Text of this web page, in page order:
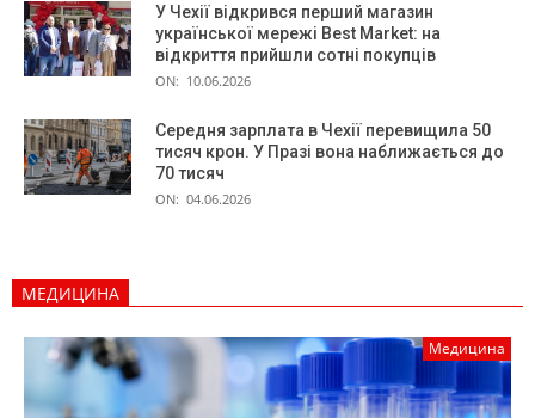
У Чехії відкрився перший магазин
української мережі Best Market: на
відкриття прийшли сотні покупців
ON: 10.06.2026
Середня зарплата в Чехії перевищила 50
тисяч крон. У Празі вона наближається до
70 тисяч
ON: 04.06.2026
МЕДИЦИНА
Медицина